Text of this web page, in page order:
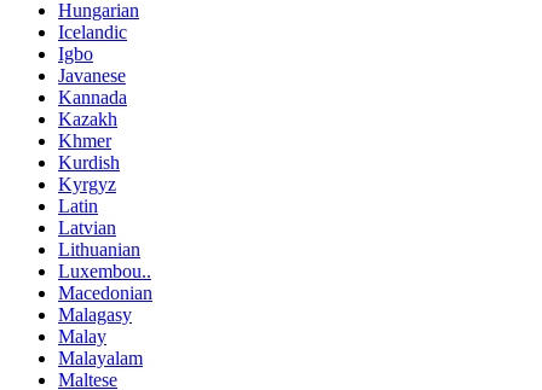
Hungarian
Icelandic
Igbo
Javanese
Kannada
Kazakh
Khmer
Kurdish
Kyrgyz
Latin
Latvian
Lithuanian
Luxembou..
Macedonian
Malagasy
Malay
Malayalam
Maltese